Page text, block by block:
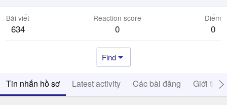
Bài viết
634
Reaction score
0
Điểm
0
Find
Tin nhắn hồ sơ Latest activity Các bài đăng Giới thiệu